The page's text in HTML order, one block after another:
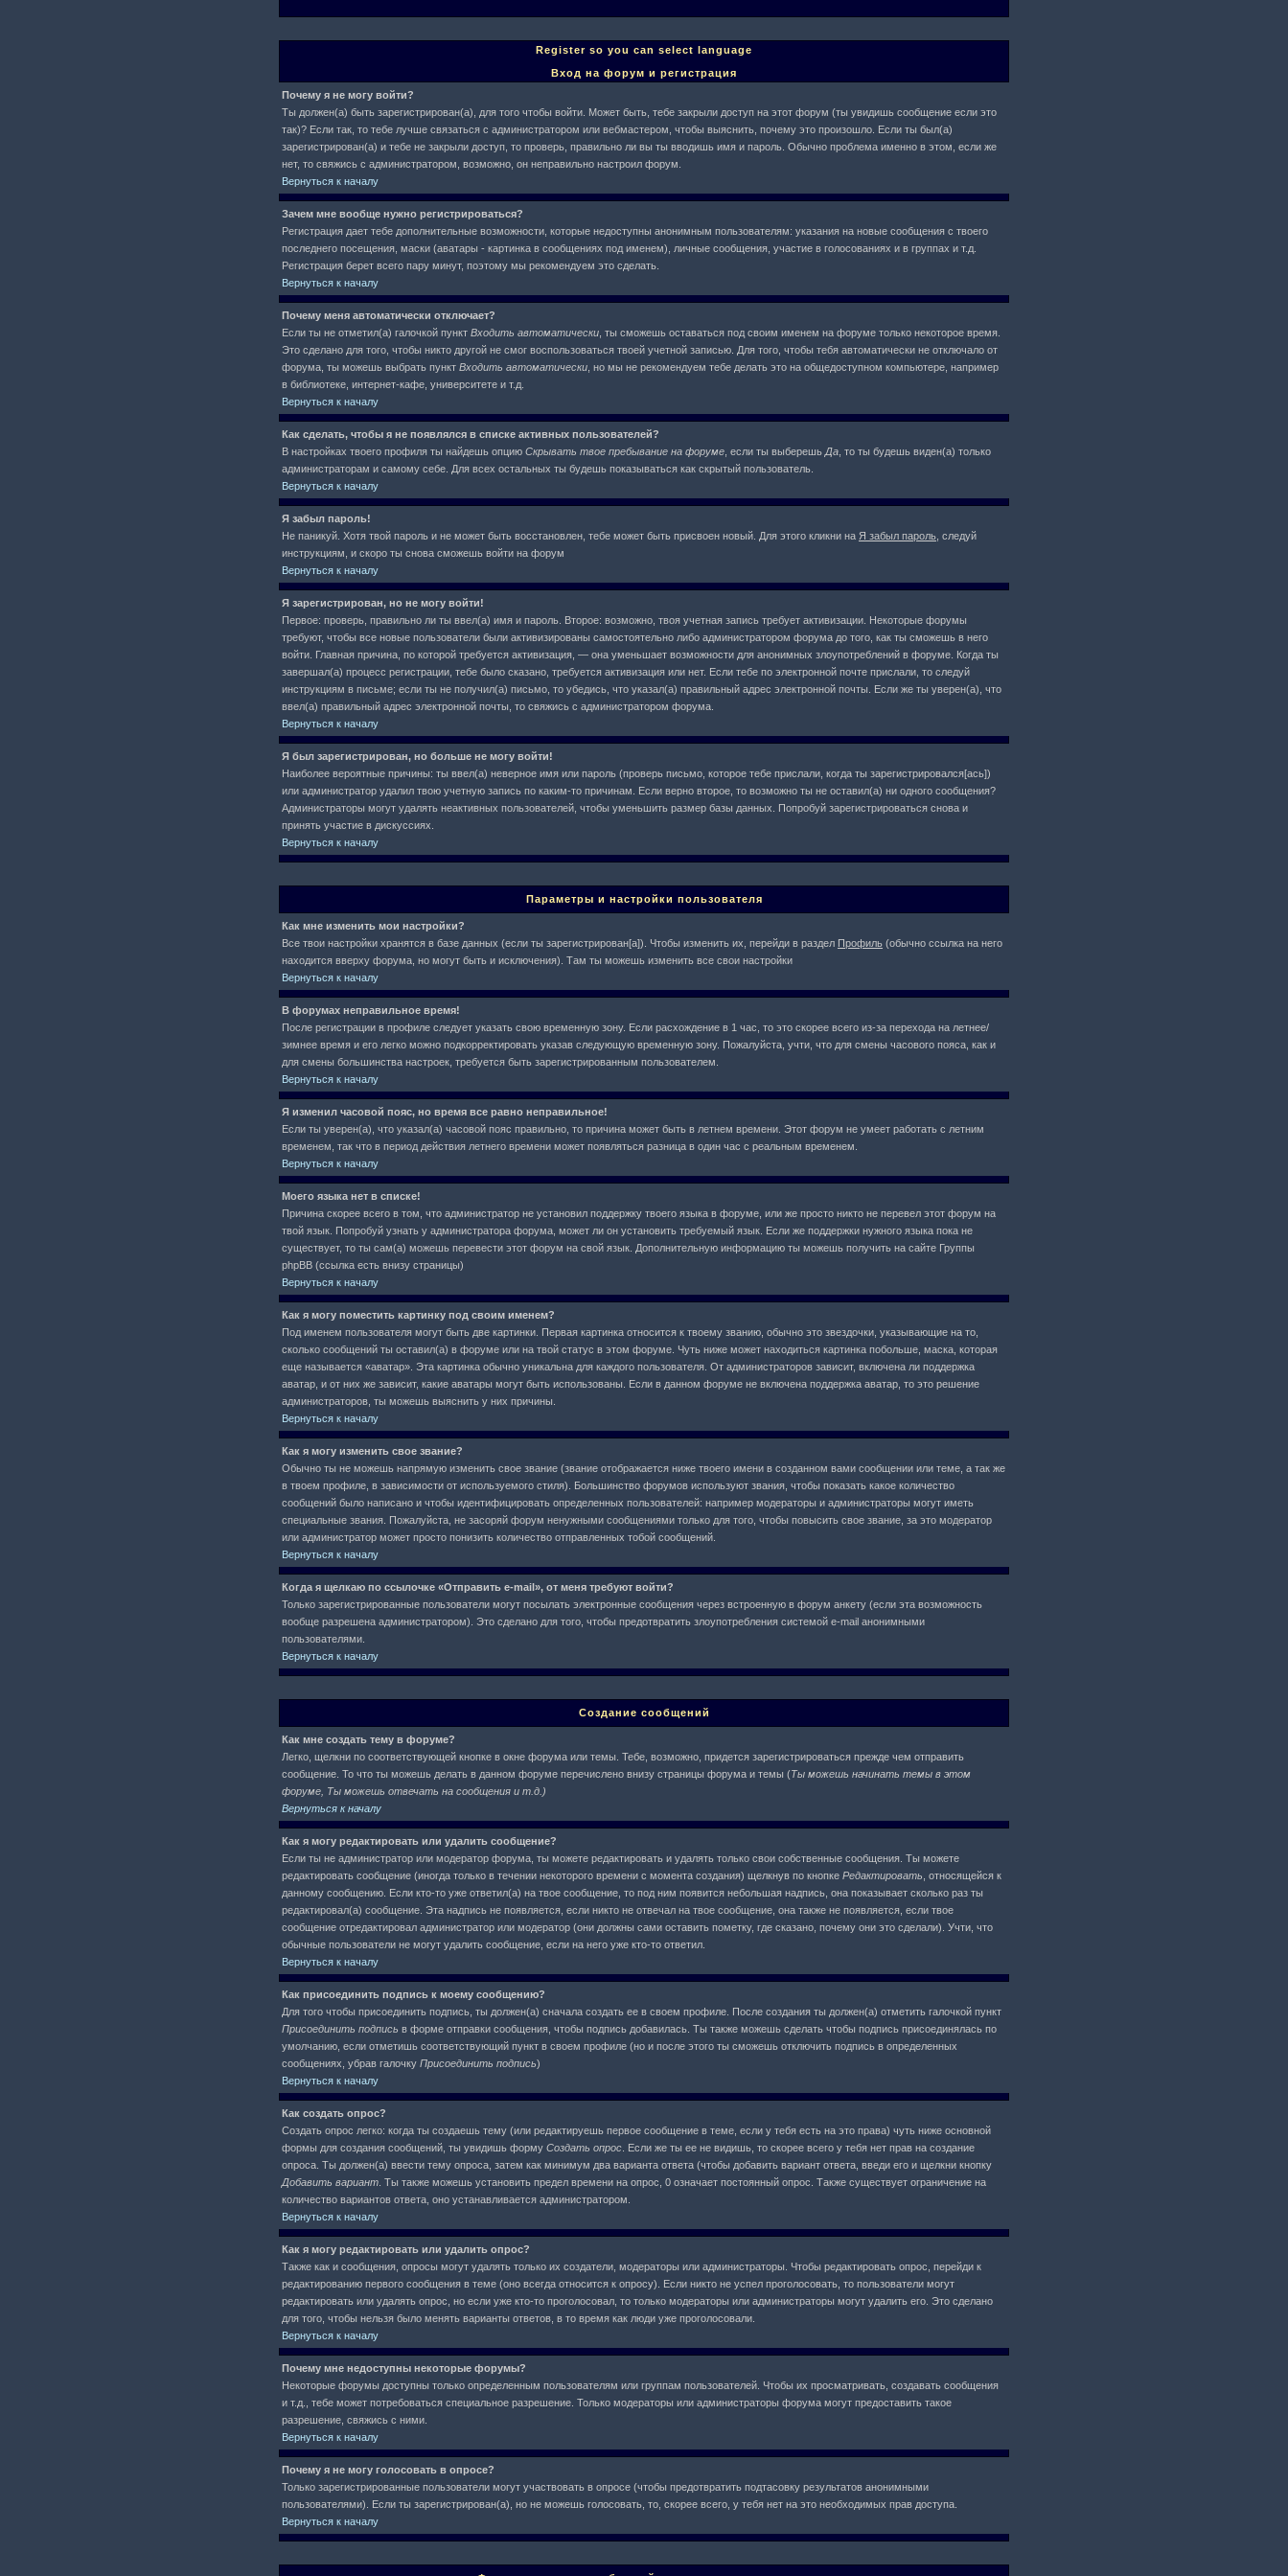
Register so you can select language
Вход на форум и регистрация
Почему я не могу войти?
Ты должен(а) быть зарегистрирован(а), для того чтобы войти. Может быть, тебе закрыли доступ на этот форум (ты увидишь сообщение если это
так)? Если так, то тебе лучше связаться с администратором или вебмастером, чтобы выяснить, почему это произошло. Если ты был(а)
зарегистрирован(а) и тебе не закрыли доступ, то проверь, правильно ли вы ты вводишь имя и пароль. Обычно проблема именно в этом, если же
нет, то свяжись с администратором, возможно, он неправильно настроил форум.
Вернуться к началу
Зачем мне вообще нужно регистрироваться?
Регистрация дает тебе дополнительные возможности, которые недоступны анонимным пользователям: указания на новые сообщения с твоего
последнего посещения, маски (аватары - картинка в сообщениях под именем), личные сообщения, участие в голосованиях и в группах и т.д.
Регистрация берет всего пару минут, поэтому мы рекомендуем это сделать.
Вернуться к началу
Почему меня автоматически отключает?
Если ты не отметил(а) галочкой пункт Входить автоматически , ты сможешь оставаться под своим именем на форуме только некоторое время.
Это сделано для того, чтобы никто другой не смог воспользоваться твоей учетной записью. Для того, чтобы тебя автоматически не отключало от
форума, ты можешь выбрать пункт Входить автоматически , но мы не рекомендуем тебе делать это на общедоступном компьютере, например
в библиотеке, интернет-кафе, университете и т.д.
Вернуться к началу
Как сделать, чтобы я не появлялся в списке активных пользователей?
В настройках твоего профиля ты найдешь опцию Скрывать твое пребывание на форуме , если ты выберешь Да , то ты будешь виден(а) только
администраторам и самому себе. Для всех остальных ты будешь показываться как скрытый пользователь.
Вернуться к началу
Я забыл пароль!
Не паникуй. Хотя твой пароль и не может быть восстановлен, тебе может быть присвоен новый. Для этого кликни на Я забыл пароль , следуй
инструкциям, и скоро ты снова сможешь войти на форум
Вернуться к началу
Я зарегистрирован, но не могу войти!
Первое: проверь, правильно ли ты ввел(а) имя и пароль. Второе: возможно, твоя учетная запись требует активизации. Некоторые форумы
требуют, чтобы все новые пользователи были активизированы самостоятельно либо администратором форума до того, как ты сможешь в него
войти. Главная причина, по которой требуется активизация, — она уменьшает возможности для анонимных злоупотреблений в форуме. Когда ты
завершал(а) процесс регистрации, тебе было сказано, требуется активизация или нет. Если тебе по электронной почте прислали, то следуй
инструкциям в письме; если ты не получил(а) письмо, то убедись, что указал(а) правильный адрес электронной почты. Если же ты уверен(а), что
ввел(а) правильный адрес электронной почты, то свяжись с администратором форума.
Вернуться к началу
Я был зарегистрирован, но больше не могу войти!
Наиболее вероятные причины: ты ввел(а) неверное имя или пароль (проверь письмо, которое тебе прислали, когда ты зарегистрировался[ась])
или администратор удалил твою учетную запись по каким-то причинам. Если верно второе, то возможно ты не оставил(а) ни одного сообщения?
Администраторы могут удалять неактивных пользователей, чтобы уменьшить размер базы данных. Попробуй зарегистрироваться снова и
принять участие в дискуссиях.
Вернуться к началу
Параметры и настройки пользователя
Как мне изменить мои настройки?
Все твои настройки хранятся в базе данных (если ты зарегистрирован[а]). Чтобы изменить их, перейди в раздел Профиль (обычно ссылка на него
находится вверху форума, но могут быть и исключения). Там ты можешь изменить все свои настройки
Вернуться к началу
В форумах неправильное время!
После регистрации в профиле следует указать свою временную зону. Если расхождение в 1 час, то это скорее всего из-за перехода на летнее/
зимнее время и его легко можно подкорректировать указав следующую временную зону. Пожалуйста, учти, что для смены часового пояса, как и
для смены большинства настроек, требуется быть зарегистрированным пользователем.
Вернуться к началу
Я изменил часовой пояс, но время все равно неправильное!
Если ты уверен(а), что указал(а) часовой пояс правильно, то причина может быть в летнем времени. Этот форум не умеет работать с летним
временем, так что в период действия летнего времени может появляться разница в один час с реальным временем.
Вернуться к началу
Моего языка нет в списке!
Причина скорее всего в том, что администратор не установил поддержку твоего языка в форуме, или же просто никто не перевел этот форум на
твой язык. Попробуй узнать у администратора форума, может ли он установить требуемый язык. Если же поддержки нужного языка пока не
существует, то ты сам(а) можешь перевести этот форум на свой язык. Дополнительную информацию ты можешь получить на сайте Группы
phpBB (ссылка есть внизу страницы)
Вернуться к началу
Как я могу поместить картинку под своим именем?
Под именем пользователя могут быть две картинки. Первая картинка относится к твоему званию, обычно это звездочки, указывающие на то,
сколько сообщений ты оставил(а) в форуме или на твой статус в этом форуме. Чуть ниже может находиться картинка побольше, маска, которая
еще называется «аватар». Эта картинка обычно уникальна для каждого пользователя. От администраторов зависит, включена ли поддержка
аватар, и от них же зависит, какие аватары могут быть использованы. Если в данном форуме не включена поддержка аватар, то это решение
администраторов, ты можешь выяснить у них причины.
Вернуться к началу
Как я могу изменить свое звание?
Обычно ты не можешь напрямую изменить свое звание (звание отображается ниже твоего имени в созданном вами сообщении или теме, а так же
в твоем профиле, в зависимости от используемого стиля). Большинство форумов используют звания, чтобы показать какое количество
сообщений было написано и чтобы идентифицировать определенных пользователей: например модераторы и администраторы могут иметь
специальные звания. Пожалуйста, не засоряй форум ненужными сообщениями только для того, чтобы повысить свое звание, за это модератор
или администратор может просто понизить количество отправленных тобой сообщений.
Вернуться к началу
Когда я щелкаю по ссылочке «Отправить e-mail», от меня требуют войти?
Только зарегистрированные пользователи могут посылать электронные сообщения через встроенную в форум анкету (если эта возможность
вообще разрешена администратором). Это сделано для того, чтобы предотвратить злоупотребления системой e-mail анонимными
пользователями.
Вернуться к началу
Создание сообщений
Как мне создать тему в форуме?
Легко, щелкни по соответствующей кнопке в окне форума или темы. Тебе, возможно, придется зарегистрироваться прежде чем отправить
сообщение. То что ты можешь делать в данном форуме перечислено внизу страницы форума и темы (Ты можешь начинать темы в этом
форуме, Ты можешь отвечать на сообщения и т.д. )
Вернуться к началу
Как я могу редактировать или удалить сообщение?
Если ты не администратор или модератор форума, ты можете редактировать и удалять только свои собственные сообщения. Ты можете
редактировать сообщение (иногда только в течении некоторого времени с момента создания) щелкнув по кнопке Редактировать , относящейся к
данному сообщению. Если кто-то уже ответил(а) на твое сообщение, то под ним появится небольшая надпись, она показывает сколько раз ты
редактировал(а) сообщение. Эта надпись не появляется, если никто не отвечал на твое сообщение, она также не появляется, если твое
сообщение отредактировал администратор или модератор (они должны сами оставить пометку, где сказано, почему они это сделали). Учти, что
обычные пользователи не могут удалить сообщение, если на него уже кто-то ответил.
Вернуться к началу
Как присоединить подпись к моему сообщению?
Для того чтобы присоединить подпись, ты должен(а) сначала создать ее в своем профиле. После создания ты должен(а) отметить галочкой пункт
Присоединить подпись в форме отправки сообщения, чтобы подпись добавилась. Ты также можешь сделать чтобы подпись присоединялась по
умолчанию, если отметишь соответствующий пункт в своем профиле (но и после этого ты сможешь отключить подпись в определенных
сообщениях, убрав галочку Присоединить подпись)
Вернуться к началу
Как создать опрос?
Создать опрос легко: когда ты создаешь тему (или редактируешь первое сообщение в теме, если у тебя есть на это права) чуть ниже основной
формы для создания сообщений, ты увидишь форму Создать опрос . Если же ты ее не видишь, то скорее всего у тебя нет прав на создание
опроса. Ты должен(а) ввести тему опроса, затем как минимум два варианта ответа (чтобы добавить вариант ответа, введи его и щелкни кнопку
Добавить вариант . Ты также можешь установить предел времени на опрос, 0 означает постоянный опрос. Также существует ограничение на
количество вариантов ответа, оно устанавливается администратором.
Вернуться к началу
Как я могу редактировать или удалить опрос?
Также как и сообщения, опросы могут удалять только их создатели, модераторы или администраторы. Чтобы редактировать опрос, перейди к
редактированию первого сообщения в теме (оно всегда относится к опросу). Если никто не успел проголосовать, то пользователи могут
редактировать или удалять опрос, но если уже кто-то проголосовал, то только модераторы или администраторы могут удалить его. Это сделано
для того, чтобы нельзя было менять варианты ответов, в то время как люди уже проголосовали.
Вернуться к началу
Почему мне недоступны некоторые форумы?
Некоторые форумы доступны только определенным пользователям или группам пользователей. Чтобы их просматривать, создавать сообщения
и т.д., тебе может потребоваться специальное разрешение. Только модераторы или администраторы форума могут предоставить такое
разрешение, свяжись с ними.
Вернуться к началу
Почему я не могу голосовать в опросе?
Только зарегистрированные пользователи могут участвовать в опросе (чтобы предотвратить подтасовку результатов анонимными
пользователями). Если ты зарегистрирован(а), но не можешь голосовать, то, скорее всего, у тебя нет на это необходимых прав доступа.
Вернуться к началу